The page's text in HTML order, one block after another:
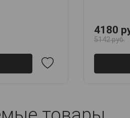
4180
5142 руб.